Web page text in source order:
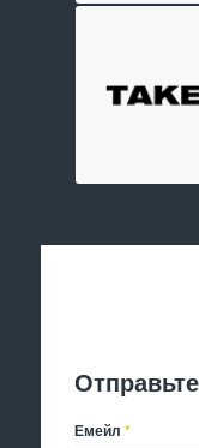
Емейл*